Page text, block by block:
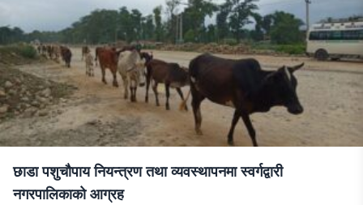
छाडा पशुचौपाय नियन्त्रण तथा व्यवस्थापनमा स्वर्गद्वारी
नगरपालिकाको आग्रह